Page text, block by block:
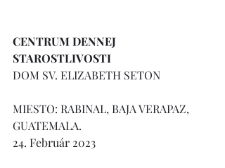
CENTRUM DENNEJ
STAROSTLIVOSTI
DOM SV. ELIZABETH SETON
MIESTO: RABINAL, BAJA VERAPAZ,
GUATEMALA.
24. Február 2023